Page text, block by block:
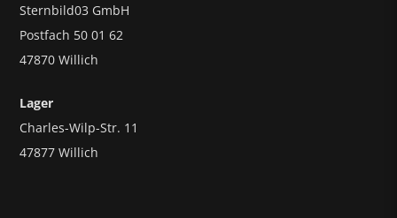
Sternbild03 GmbH
Postfach 50 01 62
47870 Willich
Lager
Charles-Wilp-Str. 11
47877 Willich